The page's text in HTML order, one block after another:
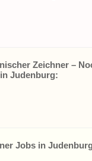
Zeichner –
Judenburg:
Jobs in